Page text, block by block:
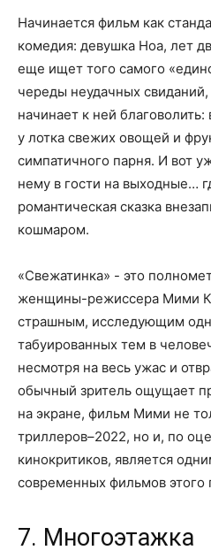
Начинается фильм как
комедия: девушка Ноа, лет
еще ищет того самого
череды неудачных
начинает к ней
у лотка свежих овощей и
симпатичного парня. И вот
нему в гости на выходные…
романтическая сказка
кошмаром.
«Свежатинка» - это
женщины-режиссера Мими
страшным, исследующим
табуированных тем в
несмотря на весь ужас и
обычный зритель ощущает
на экране, фильм Мими не
триллеров–2022, но и, по
кинокритиков, является
современных фильмов этого
7. Многоэтажка